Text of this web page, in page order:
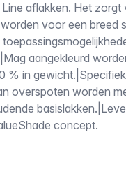
aflakken. Het zorgt
voor een breed
aangekleurd
% in
overspoten worden
concept.